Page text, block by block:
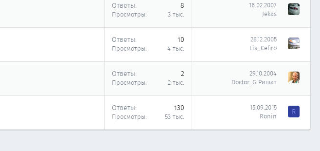
Ответы 8
Просмотры 3 тыс.
16.02.2007
Jekas
Ответы 10
Просмотры 4 тыс.
28.12.2005
Lis_Cefiro
Ответы 2
Просмотры 2 тыс.
29.10.2004
Doctor_G Ришат
Ответы 130
Просмотры 53 тыс.
15.09.2015
Ronin
R